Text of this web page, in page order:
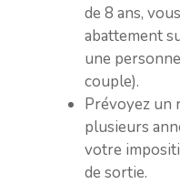
de 8 ans,
abattement
une
couple).
Prévoyez un
plusieurs
votre
de sortie.